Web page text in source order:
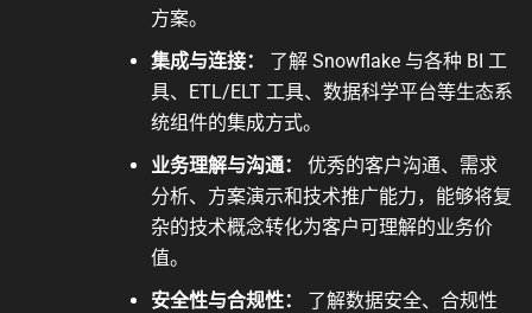
方案。
集成与连接：
了解 Snowflake 与各种 BI 工
具、ETL/ELT 工具、数据科学平台等生态系
统组件的集成方式。
业务理解与沟通：
优秀的客户沟通、需求
分析、方案演示和技术推广能力，能够将复
杂的技术概念转化为客户可理解的业务价
值。
安全性与合规性：
了解数据安全、合规性